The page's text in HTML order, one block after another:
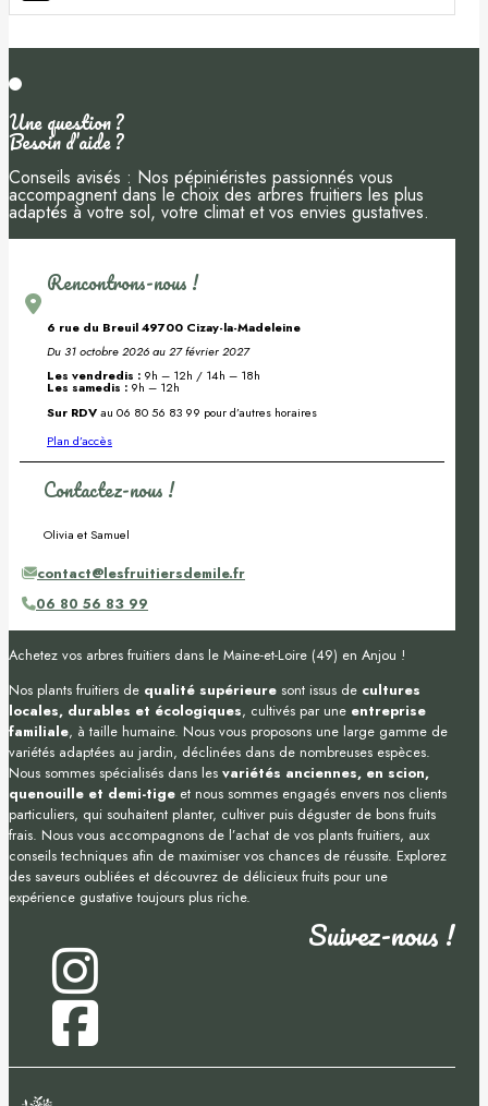
Une question ?
Besoin d’aide ?
Conseils avisés : Nos pépiniéristes passionnés vous
accompagnent dans le choix des arbres fruitiers les plus
adaptés à votre sol, votre climat et vos envies gustatives.
Rencontrons-nous !
6 rue du Breuil 49700 Cizay-la-Madeleine
Du 31 octobre 2026 au 27 février 2027
Les vendredis : 9h – 12h / 14h – 18h
Les samedis : 9h – 12h
Sur RDVau 06 80 56 83 99 pour d’autres horaires
Plan d’accès
Contactez-nous !
Olivia et Samuel
contact@lesfruitiersdemile.fr
06 80 56 83 99
Achetez vos arbres fruitiers dans le Maine-et-Loire (49) en Anjou !
Nos plants fruitiers de qualité supérieure sont issus de cultures
locales, durables et écologiques, cultivés par une entreprise
familiale, à taille humaine. Nous vous proposons une large gamme de
variétés adaptées au jardin, déclinées dans de nombreuses espèces.
Nous sommes spécialisés dans les variétés anciennes, en scion,
quenouille et demi-tige et nous sommes engagés envers nos clients
particuliers, qui souhaitent planter, cultiver puis déguster de bons fruits
frais. Nous vous accompagnons de l’achat de vos plants fruitiers, aux
conseils techniques afin de maximiser vos chances de réussite. Explorez
des saveurs oubliées et découvrez de délicieux fruits pour une
expérience gustative toujours plus riche.
Suivez-nous !